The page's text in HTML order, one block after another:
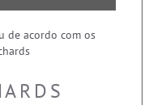
de acordo com os